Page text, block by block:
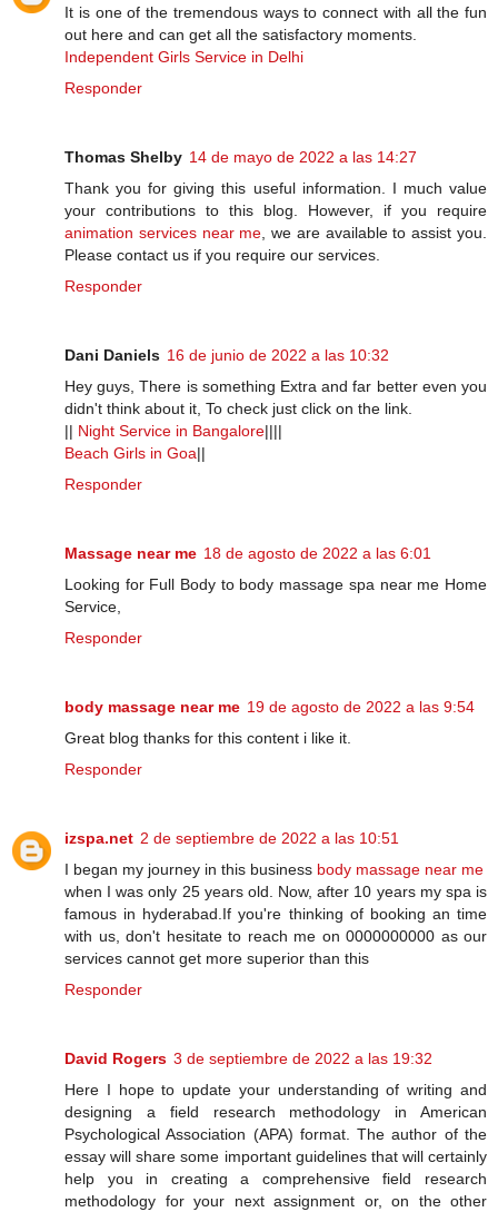
It is one of the tremendous ways to connect with all the fun
out here and can get all the satisfactory moments.
Independent Girls Service in Delhi
Responder
Thomas Shelby 14 de mayo de 2022 a las 14:27
Thank you for giving this useful information. I much value
your contributions to this blog. However, if you require
animation services near me , we are available to assist you.
Please contact us if you require our services.
Responder
Dani Daniels 16 de junio de 2022 a las 10:32
Hey guys, There is something Extra and far better even you
didn't think about it, To check just click on the link.
|| Night Service in Bangalore||||
Beach Girls in Goa||
Responder
Massage near me 18 de agosto de 2022 a las 6:01
Looking for Full Body to body massage spa near me Home
Service,
Responder
body massage near me 19 de agosto de 2022 a las 9:54
Great blog thanks for this content i like it.
Responder
izspa.net 2 de septiembre de 2022 a las 10:51
I began my journey in this business body massage near me
when I was only 25 years old. Now, after 10 years my spa is
famous in hyderabad.If you're thinking of booking an time
with us, don't hesitate to reach me on 0000000000 as our
services cannot get more superior than this
Responder
David Rogers 3 de septiembre de 2022 a las 19:32
Here I hope to update your understanding of writing and
designing a field research methodology in American
Psychological Association (APA) format. The author of the
essay will share some important guidelines that will certainly
help you in creating a comprehensive field research
methodology for your next assignment or, on the other